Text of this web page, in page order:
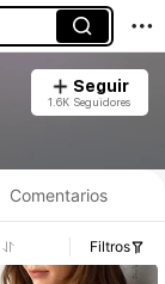
Seguir
1.6K Seguidores
Comentarios
Filtros